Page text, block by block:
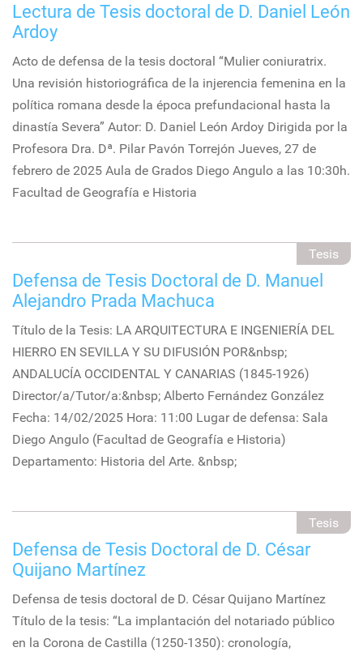
Lectura de Tesis doctoral de D. Daniel León
Ardoy
Acto de defensa de la tesis doctoral “Mulier coniuratrix.
Una revisión historiográfica de la injerencia femenina en la
política romana desde la época prefundacional hasta la
dinastía Severa” Autor: D. Daniel León Ardoy Dirigida por la
Profesora Dra. Dª. Pilar Pavón Torrejón Jueves, 27 de
febrero de 2025 Aula de Grados Diego Angulo a las 10:30h.
Facultad de Geografía e Historia
Tesis
Defensa de Tesis Doctoral de D. Manuel
Alejandro Prada Machuca
Título de la Tesis: LA ARQUITECTURA E INGENIERÍA DEL
HIERRO EN SEVILLA Y SU DIFUSIÓN POR&nbsp;
ANDALUCÍA OCCIDENTAL Y CANARIAS (1845-1926)
Director/a/Tutor/a:&nbsp; Alberto Fernández González
Fecha: 14/02/2025 Hora: 11:00 Lugar de defensa: Sala
Diego Angulo (Facultad de Geografía e Historia)
Departamento: Historia del Arte. &nbsp;
Tesis
Defensa de Tesis Doctoral de D. César
Quijano Martínez
Defensa de tesis doctoral de D. César Quijano Martínez
Título de la tesis: “La implantación del notariado público
en la Corona de Castilla (1250-1350): cronología,